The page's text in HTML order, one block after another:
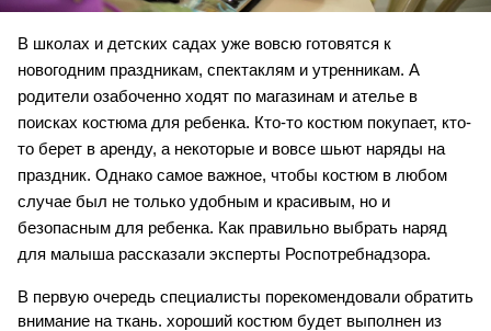
В школах и детских садах уже вовсю готовятся к
новогодним праздникам, спектаклям и утренникам. А
родители озабоченно ходят по магазинам и ателье в
поисках костюма для ребенка. Кто-то костюм покупает, кто-
то берет в аренду, а некоторые и вовсе шьют наряды на
праздник. Однако самое важное, чтобы костюм в любом
случае был не только удобным и красивым, но и
безопасным для ребенка. Как правильно выбрать наряд
для малыша рассказали эксперты Роспотребнадзора.
В первую очередь специалисты порекомендовали обратить
внимание на ткань. хороший костюм будет выполнен из